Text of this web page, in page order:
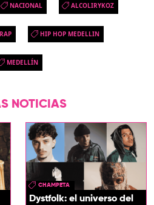
NACIONAL ALCOLIRYKOZ
RAP HIP HOP MEDELLIN
MEDELLÍN
NOTICIAS
CHAMPETA
Dystfolk: el universo del